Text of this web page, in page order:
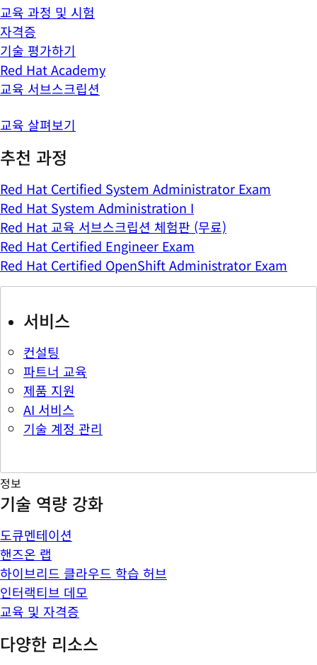
교육 과정 및 시험
자격증
기술 평가하기
Red Hat Academy
교육 서브스크립션
교육 살펴보기
추천 과정
Red Hat Certified System Administrator Exam
Red Hat System Administration I
Red Hat 교육 서브스크립션 체험판 (무료)
Red Hat Certified Engineer Exam
Red Hat Certified OpenShift Administrator Exam
서비스
컨설팅
파트너 교육
제품 지원
AI 서비스
기술 계정 관리
정보
기술 역량 강화
도큐멘테이션
핸즈온 랩
하이브리드 클라우드 학습 허브
인터랙티브 데모
교육 및 자격증
다양한 리소스